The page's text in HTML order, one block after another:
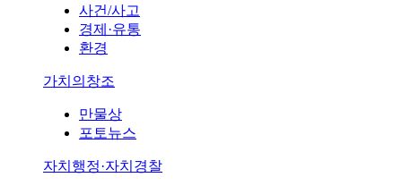
사건/사고
경제·유통
환경
가치의창조
만물상
포토뉴스
자치행정·자치경찰